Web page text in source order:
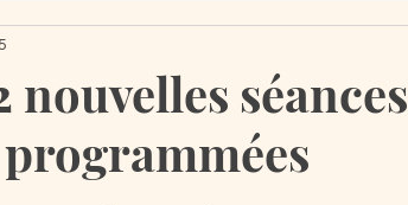
du yoga
nouvelles séances